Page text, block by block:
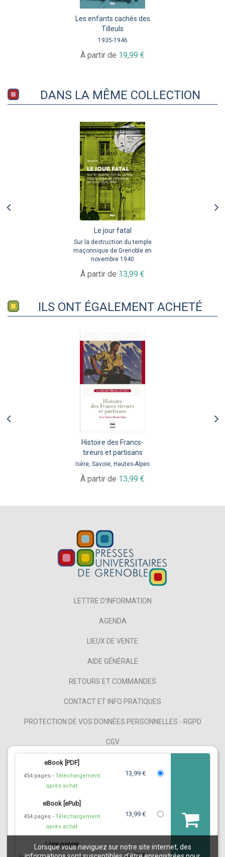
Lorsque vous naviguez sur notre site internet, des
eBook [PDF]
454 pages
Téléchargement
après achat
13,99 €
eBook [ePub]
454 pages
Téléchargement
après achat
13,99 €
Livre papier
22,20 €
Les enfants cachés des
Tilleuls
1935-1946
À partir de 19,99 €
DANS LA MÊME COLLECTION
Le jour fatal
Sur la destruction du temple
maçonnique de Grenoble en
novembre 1940
À partir de 13,99 €
ILS ONT ÉGALEMENT ACHETÉ
Histoire des Francs-
tireurs et partisans
Isère, Savoie, Hautes-Alpes
À partir de 13,99 €
LETTRE D'INFORMATION
AGENDA
LIEUX DE VENTE
AIDE GÉNÉRALE
RETOURS ET COMMANDES
CONTACT ET INFO PRATIQUES
PROTECTION DE VOS DONNÉES PERSONNELLES - RGPD
CGV